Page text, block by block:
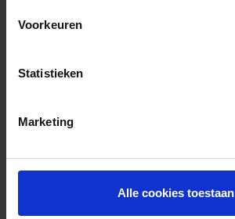
Voorkeuren
Statistieken
Marketing
Alle cookies toestaan